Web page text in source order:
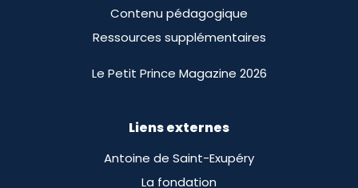
Contenu pédagogique
Ressources supplémentaires
Le Petit Prince Magazine 2026
Liens externes
Antoine de Saint-Exupéry
La fondation